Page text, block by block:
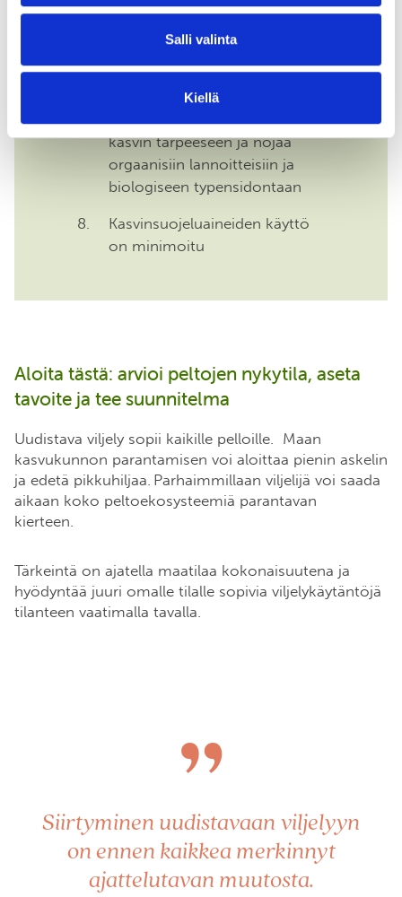
Salli valinta
Kiellä
kasvin tarpeeseen ja nojaa
orgaanisiin lannoitteisiin ja
biologiseen typensidontaan
Kasvinsuojeluaineiden käyttö
on minimoitu
Aloita tästä: arvioi peltojen nykytila, aseta
tavoite ja tee suunnitelma
Uudistava viljely sopii kaikille pelloille. Maan
kasvukunnon parantamisen voi aloittaa pienin askelin
ja edetä pikkuhiljaa. Parhaimmillaan viljelijä voi saada
aikaan koko peltoekosysteemiä parantavan
kierteen.
Tärkeintä on ajatella maatilaa kokonaisuutena ja
hyödyntää juuri omalle tilalle sopivia viljelykäytäntöjä
tilanteen vaatimalla tavalla.
”
Siirtyminen uudistavaan viljelyyn
on ennen kaikkea merkinnyt
ajattelutavan muutosta.